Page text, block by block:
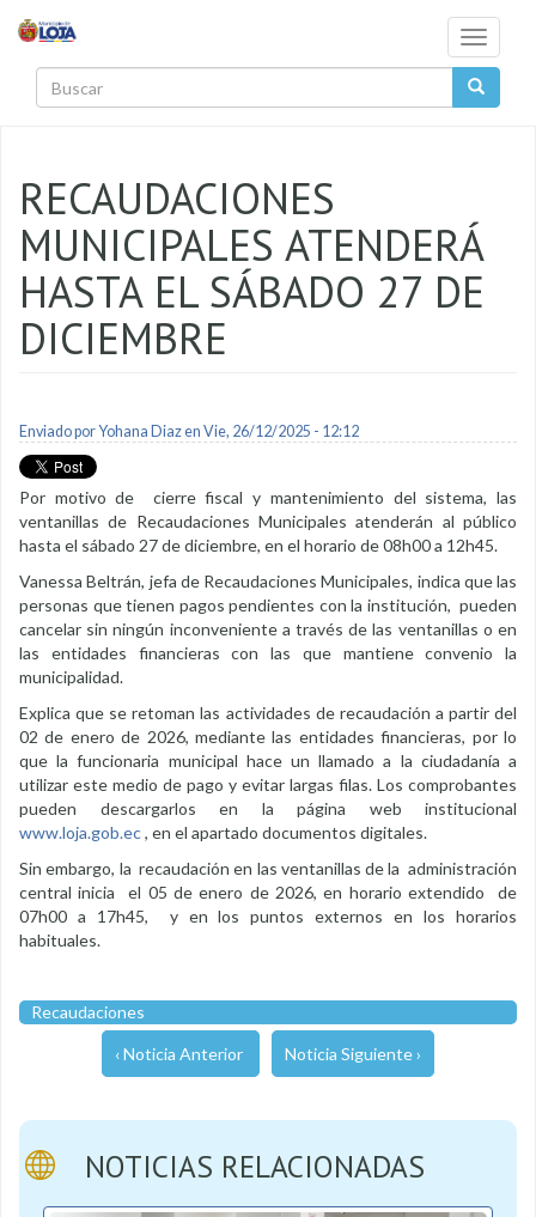
Toggle
RECAUDACIONES
MUNICIPALES ATENDERÁ
HASTA EL SÁBADO 27 DE
DICIEMBRE
Enviado porYohana Diazen Vie, 26/12/2025 - 12:12
Por motivo de cierre fiscal y mantenimiento del sistema, las
ventanillas de Recaudaciones Municipales atenderán al público
hasta el sábado 27 de diciembre, en el horario de 08h00 a 12h45.
Vanessa Beltrán, jefa de Recaudaciones Municipales, indica que las
personas que tienen pagos pendientes con la institución, pueden
cancelar sin ningún inconveniente a través de las ventanillas o en
las entidades financieras con las que mantiene convenio la
municipalidad.
Explica que se retoman las actividades de recaudación a partir del
02 de enero de 2026, mediante las entidades financieras, por lo
que la funcionaria municipal hace un llamado a la ciudadanía a
utilizar este medio de pago y evitar largas filas. Los comprobantes
pueden descargarlos en la página web institucional
www.loja.gob.ec, en el apartado documentos digitales.
Sin embargo, la recaudación en las ventanillas de la administración
central inicia el 05 de enero de 2026, en horario extendido de
07h00 a 17h45, y en los puntos externos en los horarios
habituales.
Recaudaciones
‹ Noticia Anterior Noticia Siguiente ›
NOTICIAS RELACIONADAS